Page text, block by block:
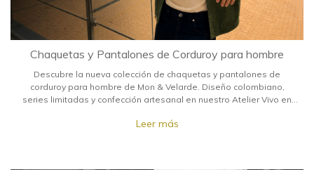
Chaquetas y Pantalones de Corduroy para hombre
Descubre la nueva colección de chaquetas y pantalones de
corduroy para hombre de Mon & Velarde. Diseño colombiano,
series limitadas y confección artesanal en nuestro Atelier Vivo en
Leer más